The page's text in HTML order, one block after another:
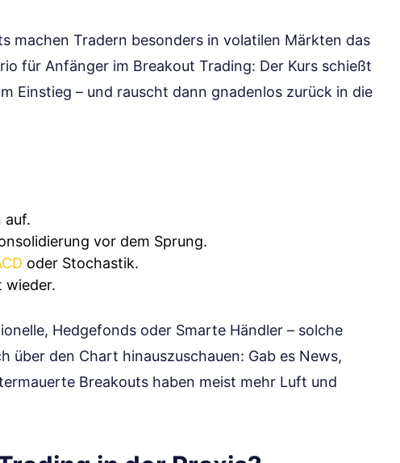
machen Tradern besonders in volatilen Märkten das
für Anfänger im Breakout Trading: Der Kurs schießt
Einstieg – und rauscht dann gnadenlos zurück in die
auf.
vor dem Sprung.
oder Stochastik.
wieder.
Hedgefonds oder Smarte Händler – solche
über den Chart hinauszuschauen: Gab es News,
Breakouts haben meist mehr Luft und